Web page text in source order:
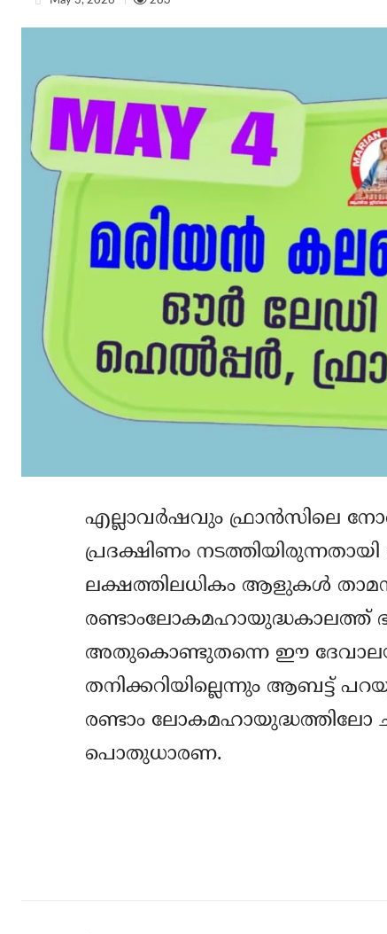
എല്ലാവര്‍ഷവും ഫ്രാന്‍സിലെ
പ്രദക്ഷിണം
ലക്ഷത്തിലധികം ആളുകള്‍
രണ്ടാംലോകമഹായുദ്ധകാലത്ത്
അതുകൊണ്ടുതന്നെ ഈ
തനിക്കറിയില്ലെന്നും ആബട്ട്
രണ്ടാം ലോകമഹായുദ്ധത്തിലോ
പൊതുധാരണ.